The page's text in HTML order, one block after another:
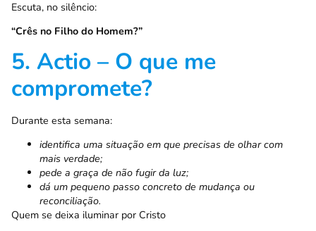
Escuta, no silêncio:
“Crês no Filho do Homem?”
5. Actio – O que me
compromete?
Durante esta semana:
identifica uma situação em que precisas de olhar com
mais verdade;
pede a graça de não fugir da luz;
dá um pequeno passo concreto de mudança ou
reconciliação.
Quem se deixa iluminar por Cristo